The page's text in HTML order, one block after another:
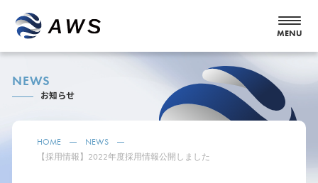
NEWS
お知らせ
HOME
NEWS
【採用情報】2022年度採用情報公開しました